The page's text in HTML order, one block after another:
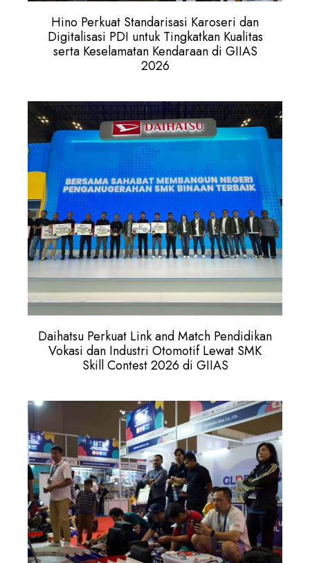
Hino Perkuat Standarisasi Karoseri dan
Digitalisasi PDI untuk Tingkatkan Kualitas
serta Keselamatan Kendaraan di GIIAS
2026
Daihatsu Perkuat Link and Match Pendidikan
Vokasi dan Industri Otomotif Lewat SMK
Skill Contest 2026 di GIIAS